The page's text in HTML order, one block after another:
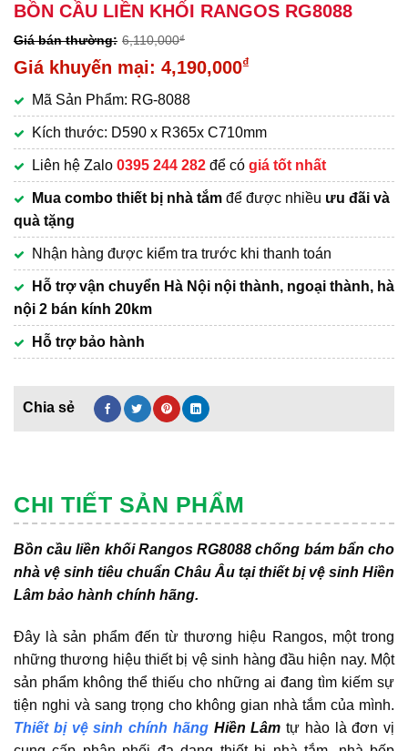
BỒN CẦU LIỀN KHỐI RANGOS RG8088
6,110,000₫
Giá
là:
6,110,000₫.
4,190,000₫
hiện
tại
là:
4,190,000₫.
Mã Sản Phẩm: RG-8088
Kích thước: D590 x R365x C710mm
Liên hệ Zalo 0395 244 282 để có giá tốt nhất
Mua combo thiết bị nhà tắm để được nhiều ưu đãi và
quà tặng
Nhận hàng được kiểm tra trước khi thanh toán
Hỗ trợ vận chuyển Hà Nội nội thành, ngoại thành, hà
nội 2 bán kính 20km
Hỗ trợ bảo hành
CHI TIẾT SẢN PHẨM
Bồn cầu liền khối Rangos RG8088 chống bám bẩn cho
nhà vệ sinh tiêu chuẩn Châu Âu tại thiết bị vệ sinh Hiền
Lâm bảo hành chính hãng.
Đây là sản phẩm đến từ thương hiệu Rangos, một trong
những thương hiệu thiết bị vệ sinh hàng đầu hiện nay. Một
sản phẩm không thể thiếu cho những ai đang tìm kiếm sự
tiện nghi và sang trọng cho không gian nhà tắm của mình.
Thiết bị vệ sinh chính hãngHiền Lâm tự hào là đơn vị